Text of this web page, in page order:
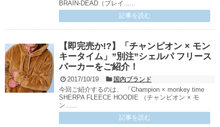
BRAIN-DEAD（ブレイ......
記事を読む
【即完売か!?】「チャンピオン × モン
キータイム」”別注”シェルパ フリース
パーカーをご紹介！
2017/10/19
国内ブランド
今回ご紹介するのは、 「Champion × monkey time
SHERPA FLEECE HOODIE （チャンピオン × モ
ン......
記事を読む